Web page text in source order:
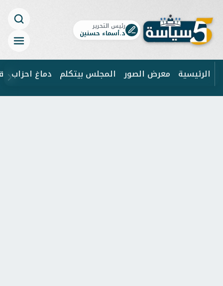
رئيس التحرير
د.أسماء حسنين
الرئيسية معرض الصور المجلس بيتكلم دماغ احزاب